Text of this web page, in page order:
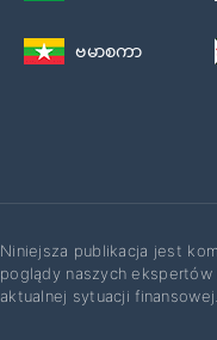
ဗမာစကာ
Niniejsza publikacja jest
poglądy naszych
aktualnej sytuacji finansowej.